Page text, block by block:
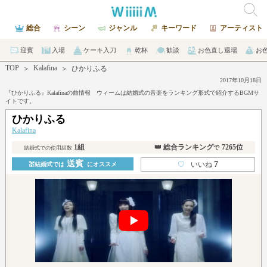
総合 シーン ジャンル キーワード アーティスト
迎賓 入場 ケーキ入刀 乾杯 歓談 お色直し退場 お
TOP ＞ Kalafina ＞ ひかりふる
2017年10月18日
『ひかりふる』Kalafinaの曲情報 ウィームは結婚式の音楽をランキング形式で紹介するBGMサ
イトです。
ひかりふる
Kalafina
結婚式での使用組数1組 👑 総合ランキングで 7265位
💒結婚式では送賓 にオススメ ♡ いいね7